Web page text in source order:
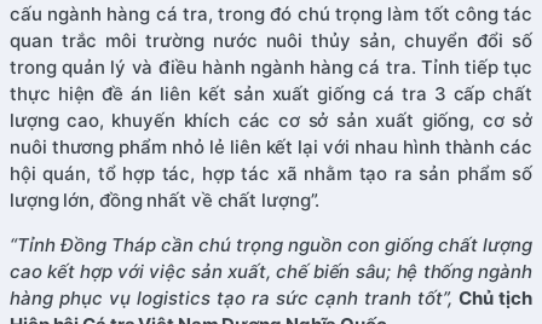
cấu ngành hàng cá tra, trong đó chú trọng làm tốt công tác
quan trắc môi trường nước nuôi thủy sản, chuyển đổi số
trong quản lý và điều hành ngành hàng cá tra. Tỉnh tiếp tục
thực hiện đề án liên kết sản xuất giống cá tra 3 cấp chất
lượng cao, khuyến khích các cơ sở sản xuất giống, cơ sở
nuôi thương phẩm nhỏ lẻ liên kết lại với nhau hình thành các
hội quán, tổ hợp tác, hợp tác xã nhằm tạo ra sản phẩm số
lượng lớn, đồng nhất về chất lượng”.
“Tỉnh Đồng Tháp cần chú trọng nguồn con giống chất lượng
cao kết hợp với việc sản xuất, chế biến sâu; hệ thống ngành
hàng phục vụ logistics tạo ra sức cạnh tranh tốt”,Chủ tịch